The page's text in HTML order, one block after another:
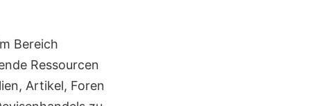
Bereich
Ressourcen
Artikel, Foren